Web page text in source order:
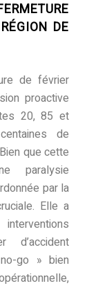
DE
de février
proactive
20, 85 et
de
que cette
paralysie
par la
Elle a
d’accident
go » bien